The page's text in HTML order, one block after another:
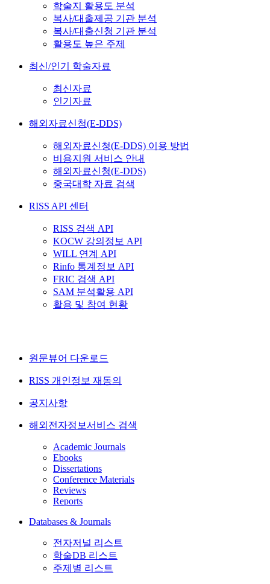
학술지 활용도 분석
복사/대출제공 기관 분석
복사/대출신청 기관 분석
활용도 높은 주제
최신/인기 학술자료
최신자료
인기자료
해외자료신청(E-DDS)
해외자료신청(E-DDS) 이용 방법
비용지원 서비스 안내
해외자료신청(E-DDS)
중국대학 자료 검색
RISS API 센터
RISS 검색 API
KOCW 강의정보 API
WILL 연계 API
Rinfo 통계정보 API
FRIC 검색 API
SAM 분석활용 API
활용 및 참여 현황
원문뷰어 다운로드
RISS 개인정보 재동의
공지사항
해외전자정보서비스 검색
Academic Journals
Ebooks
Dissertations
Conference Materials
Reviews
Reports
Databases & Journals
전자저널 리스트
학술DB 리스트
주제별 리스트